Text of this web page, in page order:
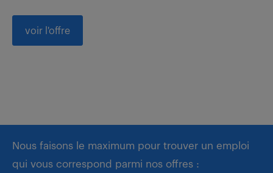
voir l'offre
Nous faisons le maximum pour trouver un emploi
qui vous correspond parmi nos offres :